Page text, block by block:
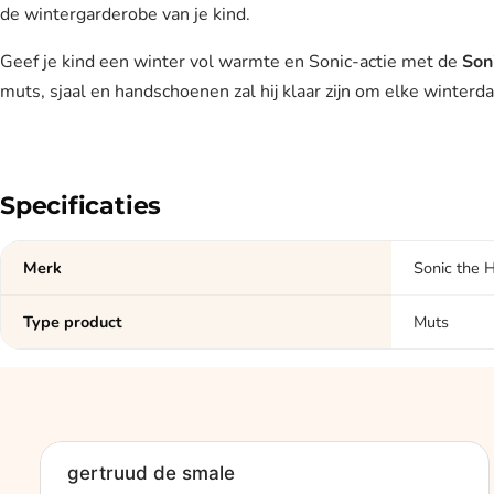
de wintergarderobe van je kind.
Geef je kind een winter vol warmte en Sonic-actie met de
muts, sjaal en handschoenen zal hij klaar zijn om elke
Specificaties
Merk Sonic the
Type product Muts